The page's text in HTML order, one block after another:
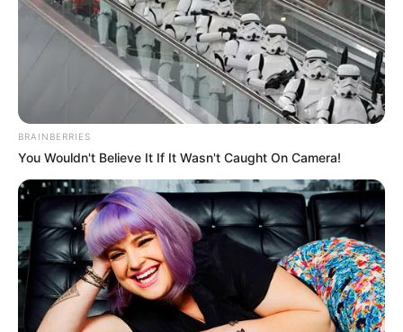
BRAINBERRIES
You Wouldn't Believe It If It Wasn't Caught On Camera!